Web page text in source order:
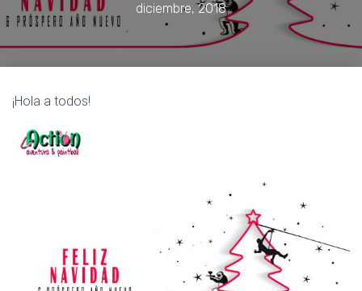
diciembre, 2018
¡Hola a todos!